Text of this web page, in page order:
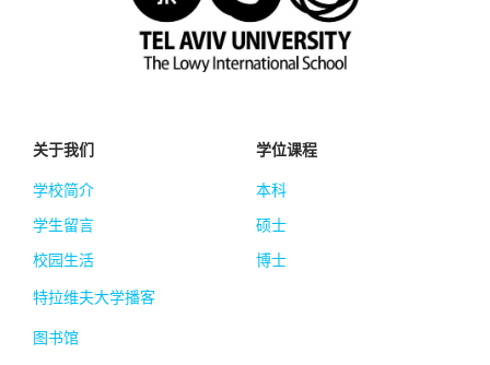
关于我们
学校简介
学生留言
校园生活
特拉维夫大学播客
图书馆
学位课程
本科
硕士
博士